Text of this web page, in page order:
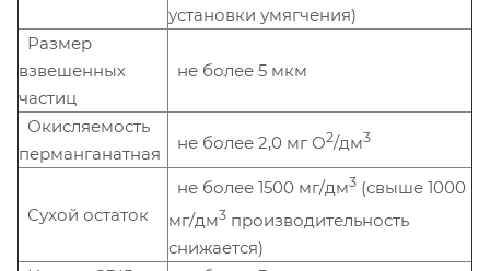
установки умягчения)
Размер
взвешенных
частиц
не более 5 мкм
Окисляемость
перманганатная
не более 2,0 мг О2/дм3
Сухой остаток
не более 1500 мг/дм3 (свыше 1000
мг/дм3 производительность
снижается)